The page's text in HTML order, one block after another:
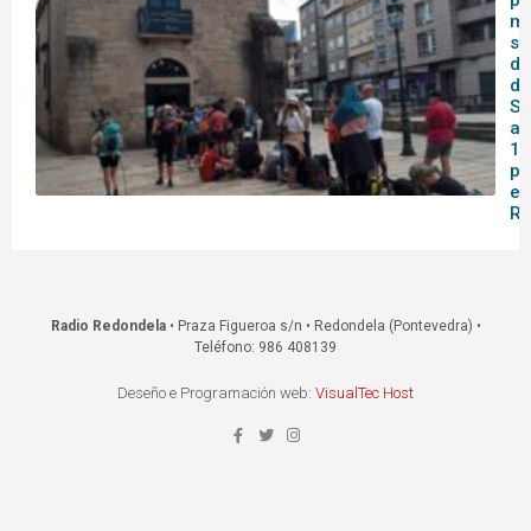
de
14
en
Radio Redondela• Praza Figueroa s/n • Redondela (Pontevedra) •
Teléfono: 986 408139
Deseño e Programación web: VisualTec Host